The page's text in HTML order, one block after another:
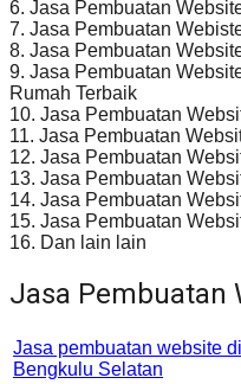
6. Jasa Pembuatan
7. Jasa Pembuatan
8. Jasa Pembuatan
9. Jasa Pembuatan
Rumah Terbaik
10. Jasa Pembuatan
11. Jasa Pembuatan
12. Jasa Pembuatan
13. Jasa Pembuatan
14. Jasa Pembuatan
15. Jasa Pembuatan
16. Dan lain lain
Jasa Pembuatan
Jasa pembuatan website di
Bengkulu Selatan